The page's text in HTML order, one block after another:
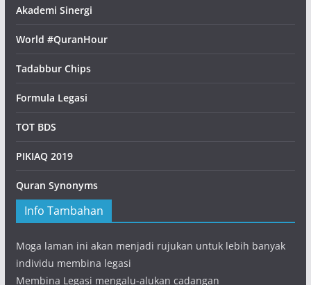
Akademi Sinergi
World #QuranHour
Tadabbur Chips
Formula Legasi
TOT BDS
PIKIAQ 2019
Quran Synonyms
Info Tambahan
Moga laman ini akan menjadi rujukan untuk lebih banyak
individu membina legasi
Membina Legasi mengalu-alukan cadangan